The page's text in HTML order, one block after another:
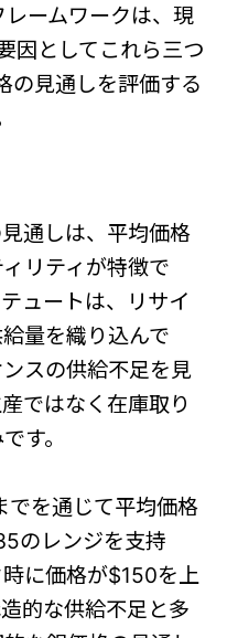
ームワークは、現
因としてこれら三つ
の見通しを評価する
通しは、平均価格
リティが特徴で
ュートは、リサイ
量を織り込んで
スの供給不足を見
ではなく在庫取り
す。
でを通じて平均価格
のレンジを支持
に価格が$150を上
的な供給不足と多